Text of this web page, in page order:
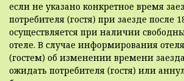
если не указано конкретное время
потребителя (гостя) при заезде после
осуществляется при наличии
отеле. В случае информирования
(гостем) об изменении времени
ожидать потребителя (гостя) или